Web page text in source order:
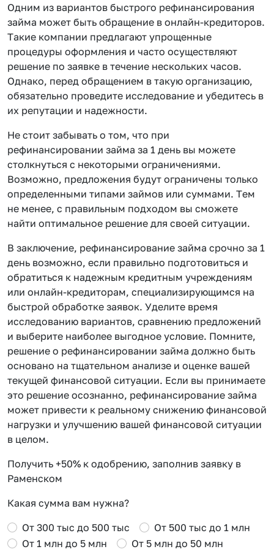
Одним из вариантов быстрого рефинансирования
займа может быть обращение в онлайн-кредиторов.
Такие компании предлагают упрощенные
процедуры оформления и часто осуществляют
решение по заявке в течение нескольких часов.
Однако, перед обращением в такую организацию,
обязательно проведите исследование и убедитесь в
их репутации и надежности.
Не стоит забывать о том, что при
рефинансировании займа за 1 день вы можете
столкнуться с некоторыми ограничениями.
Возможно, предложения будут ограничены только
определенными типами займов или суммами. Тем
не менее, с правильным подходом вы сможете
найти оптимальное решение для своей ситуации.
В заключение, рефинансирование займа срочно за 1
день возможно, если правильно подготовиться и
обратиться к надежным кредитным учреждениям
или онлайн-кредиторам, специализирующимся на
быстрой обработке заявок. Уделите время
исследованию вариантов, сравнению предложений
и выберите наиболее выгодное условие. Помните,
решение о рефинансировании займа должно быть
основано на тщательном анализе и оценке вашей
текущей финансовой ситуации. Если вы принимаете
это решение осознанно, рефинансирование займа
может привести к реальному снижению финансовой
нагрузки и улучшению вашей финансовой ситуации
в целом.
Получить +50% к одобрению, заполнив заявку в
Раменском
Какая сумма вам нужна?
От 300 тыс до 500 тыс
От 500 тыс до 1 млн
От 1 млн до 5 млн
От 5 млн до 50 млн